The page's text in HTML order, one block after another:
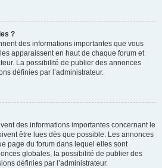
?
des informations importantes que vous
apparaissent en haut de chaque forum et
La possibilité de publier des annonces
définies par l’administrateur.
des informations importantes concernant le
être lues dès que possible. Les annonces
page du forum dans lequel elles sont
globales, la possibilité de publier des
définies par l’administrateur.